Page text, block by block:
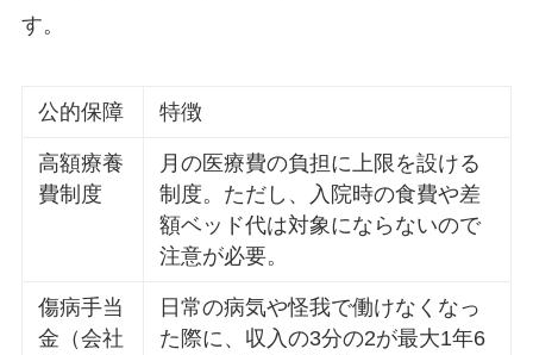
す。
公的保障 特徴
高額療養
費制度
月の医療費の負担に上限を設ける
制度。ただし、入院時の食費や差
額ベッド代は対象にならないので
注意が必要。
傷病手当
金（会社
日常の病気や怪我で働けなくなっ
た際に、収入の3分の2が最大1年6